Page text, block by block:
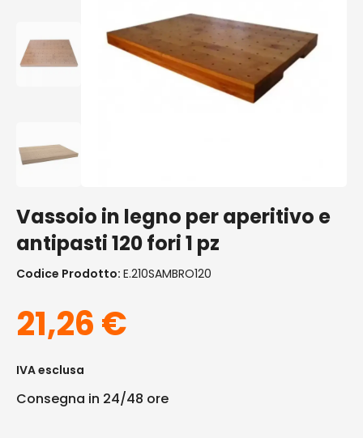
Vassoio in legno per aperitivo e
antipasti 120 fori 1 pz
Codice Prodotto: E.210SAMBRO120
21,26€
IVA esclusa
Consegna in 24/48 ore